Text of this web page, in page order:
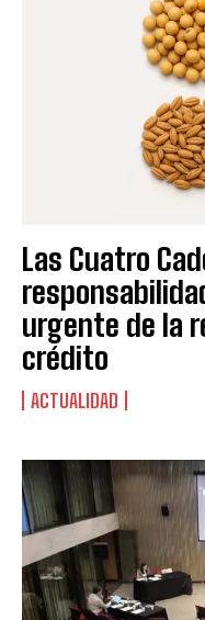
Las Cuatro
urgente de la
crédito
ACTUALIDAD